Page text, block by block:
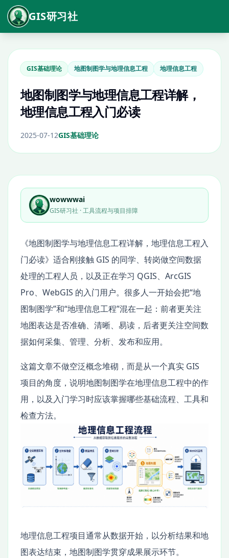
GIS研习社
GIS基础理论 地图制图学与地理信息工程 地理信息工程
地图制图学与地理信息工程详解，
地理信息工程入门必读
2025-07-12GIS基础理论
wowwwai
GIS研习社 · 工具流程与项目排障
《地图制图学与地理信息工程详解，地理信息工程入
门必读》适合刚接触 GIS 的同学、转岗做空间数据
处理的工程人员，以及正在学习 QGIS、ArcGIS
Pro、WebGIS 的入门用户。很多人一开始会把“地
图制图学”和“地理信息工程”混在一起：前者更关注
地图表达是否准确、清晰、易读，后者更关注空间数
据如何采集、管理、分析、发布和应用。
这篇文章不做空泛概念堆砌，而是从一个真实 GIS
项目的角度，说明地图制图学在地理信息工程中的作
用，以及入门学习时应该掌握哪些基础流程、工具和
检查方法。
地理信息工程项目通常从数据开始，以分析结果和地
图表达结束，地图制图学贯穿成果展示环节。